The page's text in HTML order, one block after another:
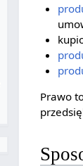
Prawo